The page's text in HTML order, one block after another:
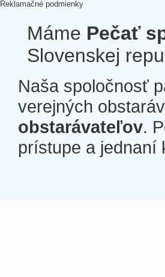
Reklamačné podmienky
Máme Pečať
Slovenskej
Naša spoločnosť
verejných
obstarávateľov.
prístupe a jednaní